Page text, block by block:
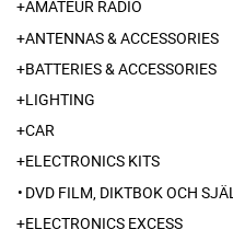
AMATEUR RADIO
ANTENNAS & ACCESSORIES
BATTERIES & ACCESSORIES
LIGHTING
CAR
ELECTRONICS KITS
DVD FILM, DIKTBOK OCH SJÄLVBIOGRAFI FRÅN SKARABORG
ELECTRONICS EXCESS